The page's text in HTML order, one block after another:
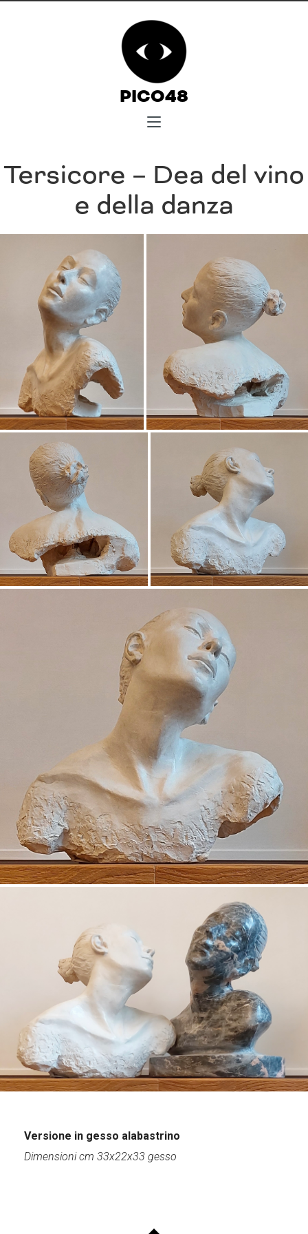
PICO48
Tersicore – Dea del vino
e della danza
Versione in gesso alabastrino
Dimensioni cm 33x22x33 gesso